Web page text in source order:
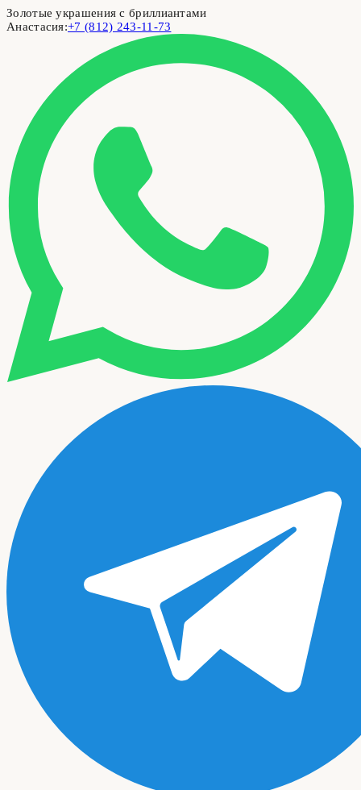
Золотые украшения с бриллиантами
Анастасия:+7 (812) 243-11-73